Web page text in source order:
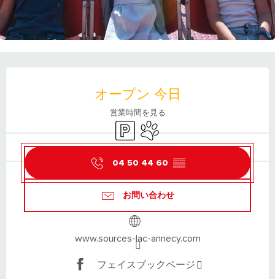
オープン 今日
営業時間を見る
Car parkAnimals accepted
04 50 44 60 ▒▒
お問い合わせ
www.sources-lac-annecy.com
フェイスブックページ